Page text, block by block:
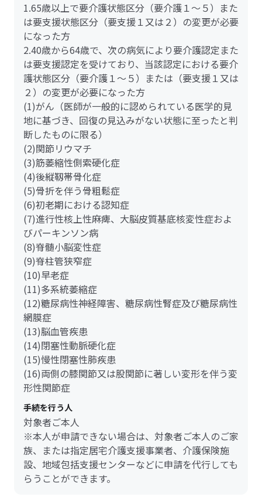
1.65歳以上で要介護状態区分（要介護１～５）また
は要支援状態区分（要支援１又は２）の変更が必要
になった方
2.40歳から64歳で、次の病気により要介護認定また
は要支援認定を受けており、当該認定における要介
護状態区分（要介護１～５）または（要支援１又は
２）の変更が必要になった方
(1)がん（医師が一般的に認められている医学的見
地に基づき、回復の見込みがない状態に至ったと判
断したものに限る）
(2)関節リウマチ
(3)筋萎縮性側索硬化症
(4)後縦靱帯骨化症
(5)骨折を伴う骨粗鬆症
(6)初老期における認知症
(7)進行性核上性麻痺、大脳皮質基底核変性症およ
びパーキンソン病
(8)脊髄小脳変性症
(9)脊柱管狭窄症
(10)早老症
(11)多系統萎縮症
(12)糖尿病性神経障害、糖尿病性腎症及び糖尿病性
網膜症
(13)脳血管疾患
(14)閉塞性動脈硬化症
(15)慢性閉塞性肺疾患
(16)両側の膝関節又は股関節に著しい変形を伴う変
形性関節症
手続を行う人
対象者ご本人
※本人が申請できない場合は、対象者ご本人のご家
族、または指定居宅介護支援事業者、介護保険施
設、地域包括支援センターなどに申請を代行しても
らうことができます。